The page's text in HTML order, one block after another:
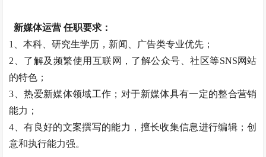
新媒体运营 任职要求：
1、本科、研究生学历，新闻、广告类专业优先；
2、了解及频繁使用互联网，了解公众号、社区等SNS网站
的特色；
3、热爱新媒体领域工作；对于新媒体具有一定的整合营销
能力；
4、有良好的文案撰写的能力，擅长收集信息进行编辑；创
意和执行能力强。